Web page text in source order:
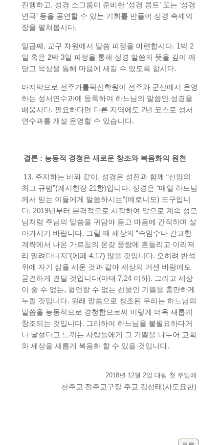
진행하고, 성경 소그룹이 준비한 ‘성경 콩트’ 또는 ‘성경
연극’ 등을 공연할 수 있는 기회를 만들어 성경 축제의
장을 펼쳐봅시다.
일곱째, 교구 차원에서 말씀 피정을 마련합시다. 1박 2
일 혹은 2박 3일 피정을 통해 성경 말씀의 뜻을 깊이 깨
닫고 묵상을 통해 마음에 새길 수 있도록 합시다.
마지막으로 전주가톨릭신학원이 전주와 군산에서 운영
하는 성서연수과에 등록하여 하느님의 말씀인 성경을
배웁시다. 필요하다면 다른 지역에도 2년 코스로 성서
연수과를 개설 운영할 수 있습니다.​
결론 : 능동적 경청은 새로운 창조와 복음화의 원천
13. 주지하는 바와 같이, 성경은 성전과 함께 “신앙의
최고 규범”(계시헌장 21항)입니다. 성경은 “매일 하느님
께서 믿는 이들에게 말씀하시는”(예로니모) 도구입니
다. 2019년부터 본격적으로 시작하여 앞으로 계속 성모
님처럼 주님의 말씀을 귀담아 듣고 마음에 간직하며 살
아가시기 바랍니다. 그럴 때 세상의 “속임수나 간교한
계략에서 나온 가르침의 온갖 풍랑에 흔들리고 이리저
리 밀려다니지”(에페 4,17) 않을 것입니다. 오히려 반석
위에 자기 삶을 세운 것과 같아 세상의 거센 바람에도
굳건하게 견딜 것입니다(마태 7,24 이하). 그리고 세상
이 줄 수 없는, 형언할 수 없는 선물인 기쁨을 충만하게
누릴 것입니다. 원래 말씀으로 창조된 우리는 하느님의
말씀을 능동적으로 경청함으로써 이렇게 더욱 새롭게
창조되는 것입니다. 그리하여 하느님을 불필요하다거
나 낯설다고 느끼는 사람들에게 그 기쁨을 나누어 교회
와 세상을 새롭게 복음화 할 수 있을 것입니다.​
2018년 12월 2일 대림 첫 주일에
천주교 전주교구장 주교 김선태(사도요한)​